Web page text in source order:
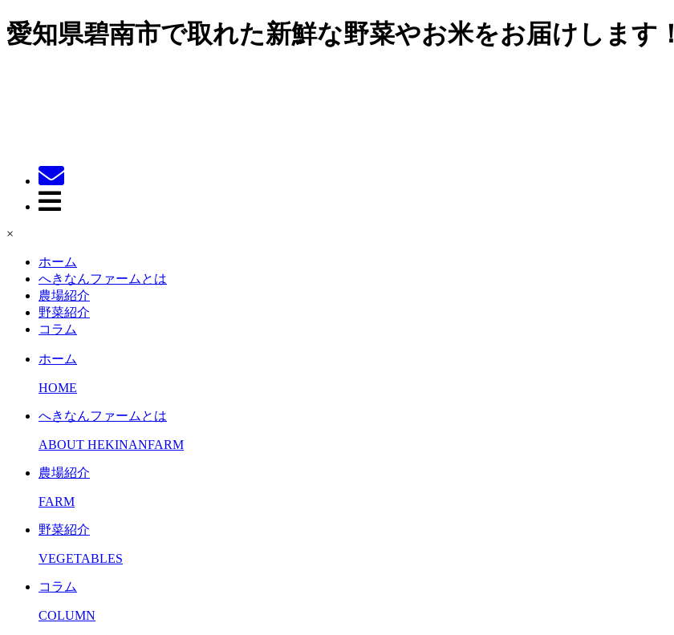
愛知県碧南市で取れた新鮮な野菜やお米をお届けします！
×
ホーム
へきなんファームとは
農場紹介
野菜紹介
コラム
ホーム
HOME
へきなんファームとは
ABOUT HEKINANFARM
農場紹介
FARM
野菜紹介
VEGETABLES
コラム
COLUMN